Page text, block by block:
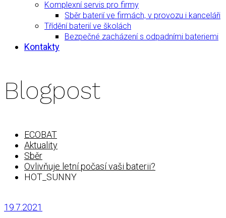
Komplexní servis pro firmy
Sběr baterií ve firmách, v provozu i kanceláři
Třídění baterií ve školách
Bezpečné zacházení s odpadními bateriemi
Kontakty
Blogpost
ECOBAT
Aktuality
Sběr
Ovlivňuje letní počasí vaši baterii?
HOT_SUNNY
19.7.2021